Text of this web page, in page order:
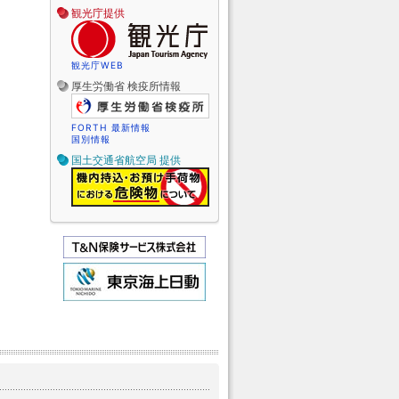
観光庁提供
観光庁WEB
厚生労働省 検疫所情報
FORTH 最新情報
国別情報
国土交通省航空局 提供